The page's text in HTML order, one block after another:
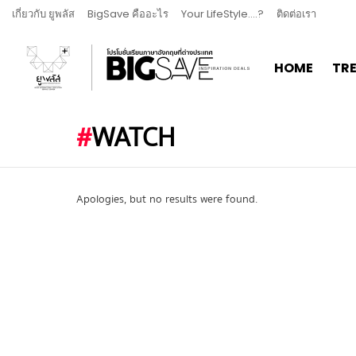
เกี่ยวกับ ยูพลัส BigSave คืออะไร Your LifeStyle….? ติดต่อเรา
HOME
WATCH
Apologies, but no results were found.